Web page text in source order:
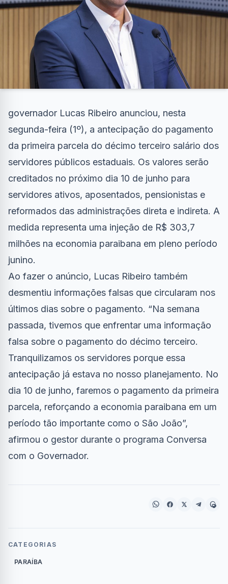
governador Lucas Ribeiro anunciou, nesta
segunda-feira (1º), a antecipação do pagamento
da primeira parcela do décimo terceiro salário dos
servidores públicos estaduais. Os valores serão
creditados no próximo dia 10 de junho para
servidores ativos, aposentados, pensionistas e
reformados das administrações direta e indireta. A
medida representa uma injeção de R$ 303,7
milhões na economia paraibana em pleno período
junino.
Ao fazer o anúncio, Lucas Ribeiro também
desmentiu informações falsas que circularam nos
últimos dias sobre o pagamento. “Na semana
passada, tivemos que enfrentar uma informação
falsa sobre o pagamento do décimo terceiro.
Tranquilizamos os servidores porque essa
antecipação já estava no nosso planejamento. No
dia 10 de junho, faremos o pagamento da primeira
parcela, reforçando a economia paraibana em um
período tão importante como o São João”,
afirmou o gestor durante o programa Conversa
com o Governador.
CATEGORIAS
PARAÍBA